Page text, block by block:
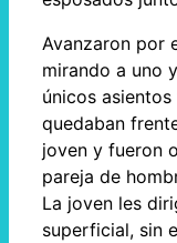
Avanzaron por
mirando a uno
únicos
quedaban
joven y fueron
pareja de
La joven les
superficial, sin